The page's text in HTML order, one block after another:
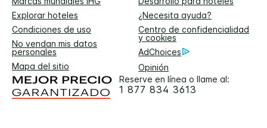
Explorar hoteles
¿Necesita ayuda?
Condiciones de uso
Centro de confidencialidad
y cookies
No vendan mis datos
personales
AdChoices
Mapa del sitio
Opinión
Reserve en línea o llame al:
1 877 834 3613